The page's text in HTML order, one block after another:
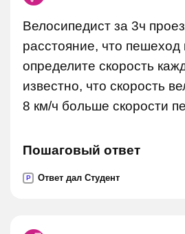
Велосипедист за 3ч
расстояние, что пешеход
определите скорость
известно, что скорость
8 км/ч больше скорости
Пошаговый ответ
P Ответ дал Студент